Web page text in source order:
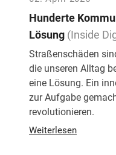
Hunderte
Lösung (Inside
Straßenschäden
die unseren Alltag
eine Lösung. Ein
zur Aufgabe
revolutionieren.
Weiterlesen